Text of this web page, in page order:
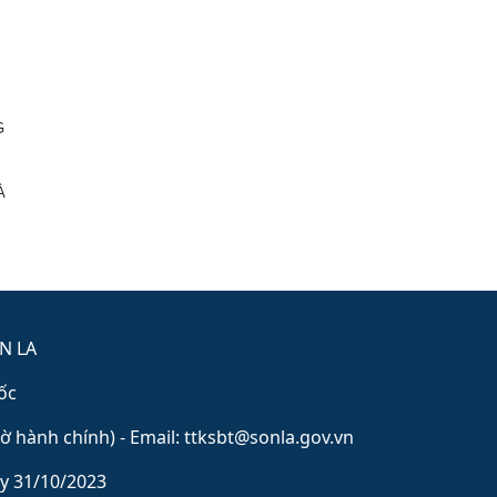
LA
hành chính) - Email: ttksbt@sonla.gov.vn
31/10/2023